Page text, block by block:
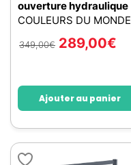
ouverture hydraulique
COULEURS DU MONDE
349,00€ 289,00€
Ajouter au panier